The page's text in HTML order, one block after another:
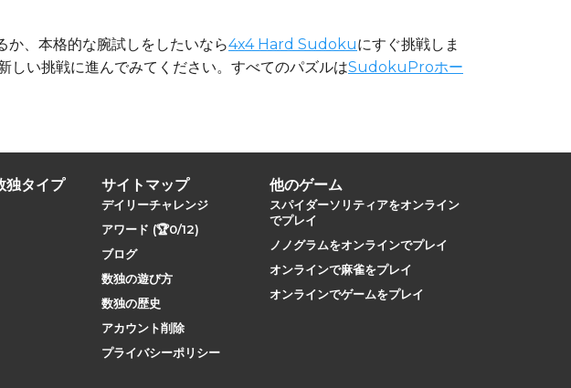
か、本格的な腕試しをしたいなら4x4 Hard Sudokuにすぐ挑戦しま
しい挑戦に進んでみてください。すべてのパズルはSudokuProホー
独タイプ サイトマップ
デイリーチャレンジ
アワード (🏆0/12)
ブログ
数独の遊び方
数独の歴史
アカウント削除
プライバシーポリシー
他のゲーム
スパイダーソリティアをオンライン
でプレイ
ノノグラムをオンラインでプレイ
オンラインで麻雀をプレイ
オンラインでゲームをプレイ